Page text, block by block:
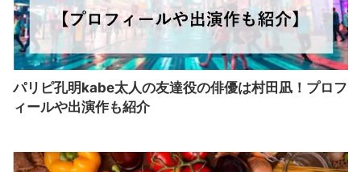
パリピ孔明kabe太人の友達役の俳優は村田凪！プロフ
ィールや出演作も紹介